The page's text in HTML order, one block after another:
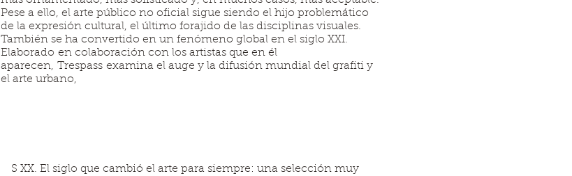
Pese a ello, el arte público no oficial sigue siendo el hijo problemático
de la expresión cultural, el último forajido de las disciplinas visuales.
También se ha convertido en un fenómeno global en el siglo XXI.
Elaborado en colaboración con los artistas que en él
aparecen, Trespass examina el auge y la difusión mundial del grafiti y
el arte urbano,
S XX. El siglo que cambió el arte para siempre: una selección muy